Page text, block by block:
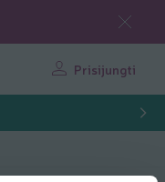
Prisijungti